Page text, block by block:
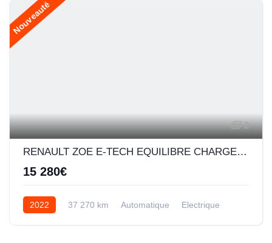
Nouveauté
2
RENAULT ZOE E-TECH EQUILIBRE CHARGE NORMALE R110 ACHAT INTEGRAL - MY22
15 280€
2022 37 270 km Automatique Electrique